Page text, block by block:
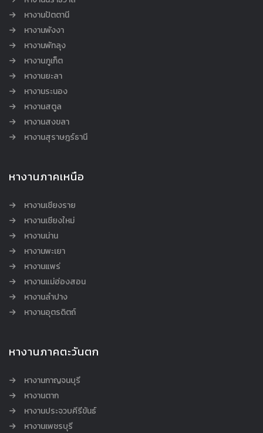
หางานปัตตานี
หางานพังงา
หางานพัทลุง
หางานภูเก็ต
หางานยะลา
หางานระนอง
หางานสตูล
หางานสงขลา
หางานสุราษฎร์ธานี
หางานภาคเหนือ
หางานเชียงราย
หางานเชียงใหม่
หางานน่าน
หางานพะเยา
หางานแพร่
หางานแม่ฮ่องสอน
หางานลำปาง
หางานอุตรดิตถ์
หางานภาคตะวันตก
หางานกาญจนบุรี
หางานตาก
หางานประจวบคีรีขันธ์
หางานเพชรบุรี